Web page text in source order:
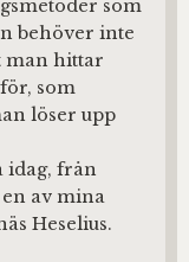
som
behöver inte
man hittar
som
löser upp
idag, från
av mina
Heselius.